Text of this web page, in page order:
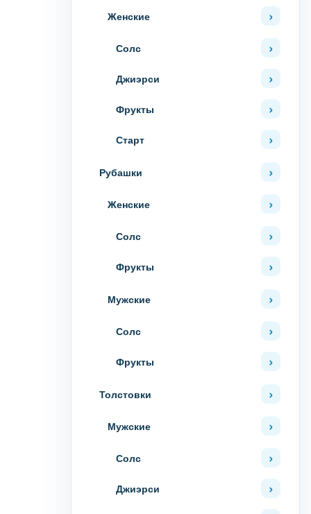
Женские
Солс
Джиэрси
Фрукты
Старт
Рубашки
Женские
Солс
Фрукты
Мужские
Солс
Фрукты
Толстовки
Мужские
Солс
Джиэрси